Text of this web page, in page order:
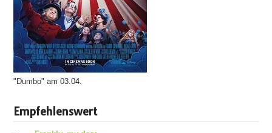
"Dumbo" am 03.04.
Empfehlenswert